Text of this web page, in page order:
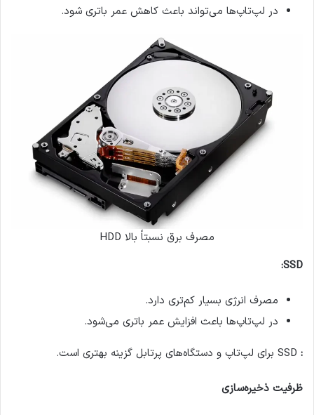
در لپ‌تاپ‌ها می‌تواند باعث کاهش عمر باتری شود.
مصرف برق نسبتاً بالا HDD
SSD:
مصرف انرژی بسیار کم‌تری دارد.
در لپ‌تاپ‌ها باعث افزایش عمر باتری می‌شود.
:
ظرفیت ذخیره‌سازی